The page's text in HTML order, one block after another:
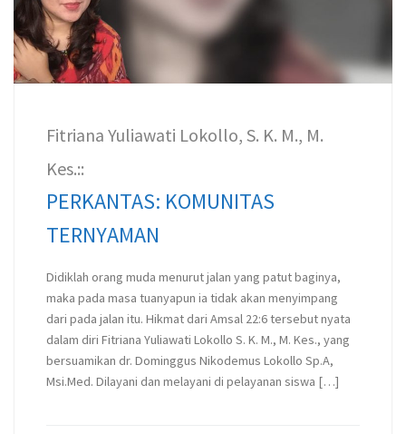
Fitriana Yuliawati Lokollo, S. K. M., M.
Kes.::
PERKANTAS: KOMUNITAS
TERNYAMAN
Didiklah orang muda menurut jalan yang patut baginya,
maka pada masa tuanyapun ia tidak akan menyimpang
dari pada jalan itu. Hikmat dari Amsal 22:6 tersebut nyata
dalam diri Fitriana Yuliawati Lokollo S. K. M., M. Kes., yang
bersuamikan dr. Dominggus Nikodemus Lokollo Sp.A,
Msi.Med. Dilayani dan melayani di pelayanan siswa […]